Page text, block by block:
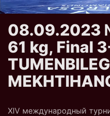
08.09.2023
61 kg, Final
XIV международный